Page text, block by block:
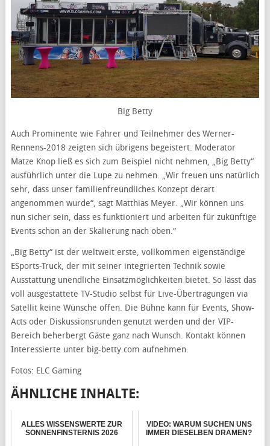
Big Betty
Auch Prominente wie Fahrer und Teilnehmer des Werner-
Rennens-2018 zeigten sich übrigens begeistert. Moderator
Matze Knop ließ es sich zum Beispiel nicht nehmen, „Big Betty“
ausführlich unter die Lupe zu nehmen. „Wir freuen uns natürlich
sehr, dass unser familienfreundliches Konzept derart
angenommen wurde“, sagt Matthias Meyer. „Wir können uns
nun sicher sein, dass es funktioniert und arbeiten für zukünftige
Events schon an der Skalierung nach oben.“
„Big Betty“ ist der weltweit erste, vollkommen eigenständige
ESports-Truck, der mit seiner integrierten Technik sowie
Ausstattung unendliche Einsatzmöglichkeiten bietet. So lässt das
voll ausgestattete TV-Studio selbst für Live-Übertragungen via
Satellit keine Wünsche offen. Die Bühne kann für Events, Show-
Acts oder Diskussionsrunden genutzt werden und der VIP-
Bereich beherbergt Gäste ganz nach Wunsch. Kontakt können
Interessierte unter big-betty.com aufnehmen.
Fotos: ELC Gaming
ÄHNLICHE INHALTE:
ALLES WISSENSWERTE ZUR
SONNENFINSTERNIS 2026
VIDEO: WARUM SUCHEN UNS
IMMER DIESELBEN DRAMEN?